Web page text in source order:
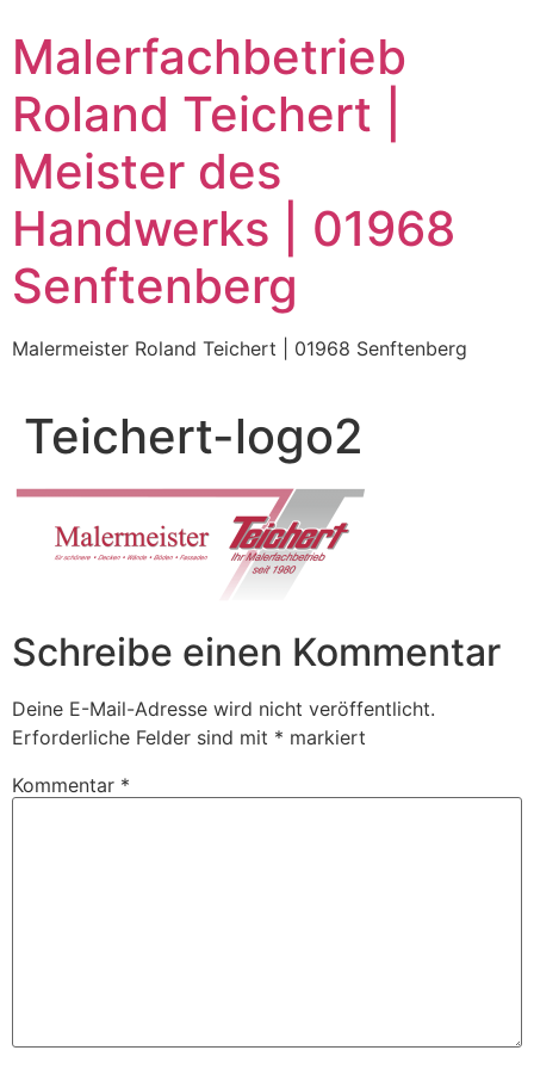
Inhalt
wechseln
Malerfachbetrieb
Roland Teichert |
Meister des
Handwerks | 01968
Senftenberg
Malermeister Roland Teichert | 01968 Senftenberg
Teichert-logo2
Schreibe einen Kommentar
Deine E-Mail-Adresse wird nicht veröffentlicht.
Erforderliche Felder sind mit * markiert
Kommentar *